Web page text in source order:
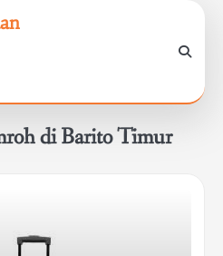
di Barito Timur